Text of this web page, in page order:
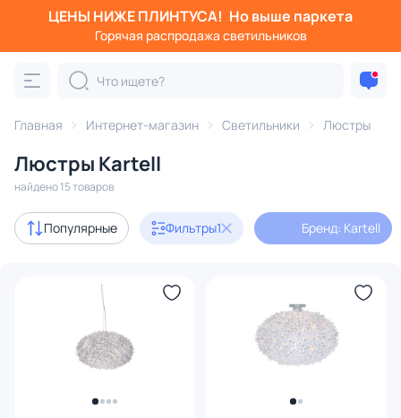
ЦЕНЫ НИЖЕ ПЛИНТУСА! Но выше паркета
Горячая распродажа светильников
Главная Интернет-магазин Светильники Люстры
Люстры Kartell
найдено 15 товаров
Популярные Фильтры1 Бренд: Kartell
Фильтры
Категория:
подвесные потолочные
Дизайнерский свет